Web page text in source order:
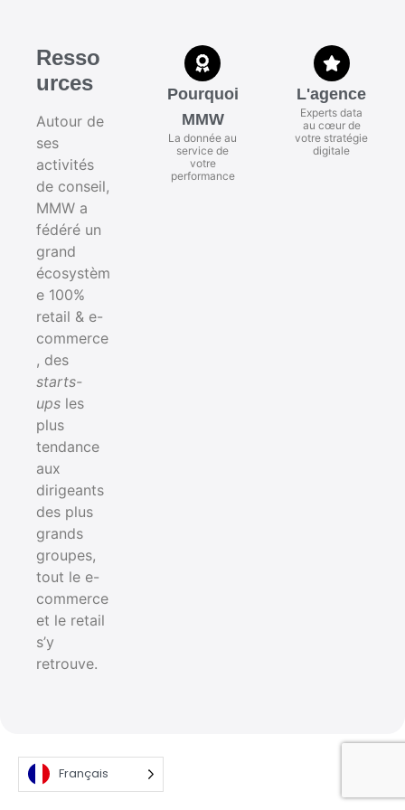
Resso
urces
Autour de
ses
activités
de conseil,
MMW a
fédéré un
grand
écosystèm
e 100%
retail & e-
commerce
, des
starts-
ups les
plus
tendance
aux
dirigeants
des plus
grands
groupes,
tout le e-
commerce
et le retail
s’y
retrouve.
Pourquoi
MMW
La donnée au
service de
votre
performance
L'agence
Experts data
au cœur de
votre stratégie
digitale
Français